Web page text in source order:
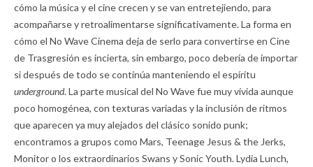
cómo la música y el cine crecen y se van entretejiendo, para
acompañarse y retroalimentarse significativamente. La forma en
cómo el No Wave Cinema deja de serlo para convertirse en Cine
de Trasgresión es incierta, sin embargo, poco debería de importar
si después de todo se continúa manteniendo el espíritu
underground. La parte musical del No Wave fue muy vívida aunque
poco homogénea, con texturas variadas y la inclusión de ritmos
que aparecen ya muy alejados del clásico sonido punk;
encontramos a grupos como Mars, Teenage Jesus & the Jerks,
Monitor o los extraordinarios Swans y Sonic Youth. Lydia Lunch,